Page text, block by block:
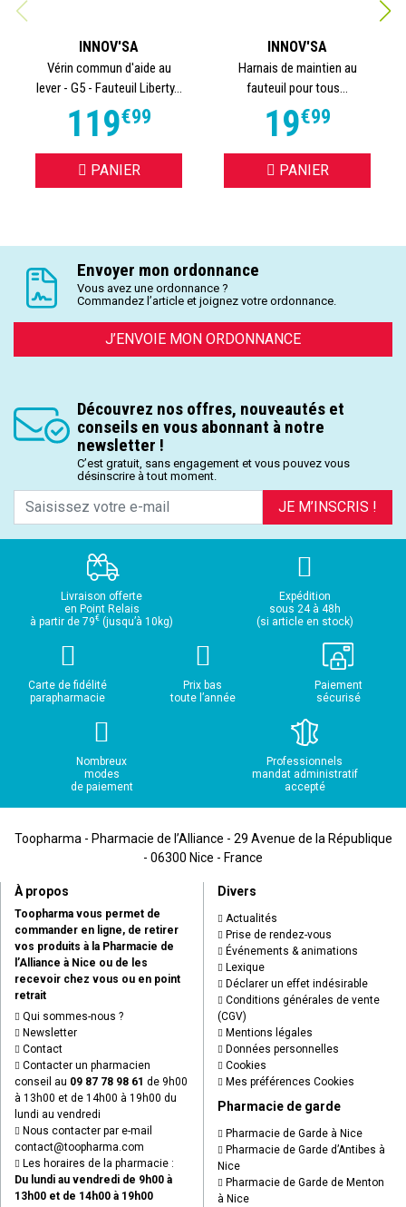
INNOV'SA
Vérin commun d'aide au
lever - G5 - Fauteuil Liberty...
119€99
PANIER
INNOV'SA
Harnais de maintien au
fauteuil pour tous...
19€99
PANIER
Envoyer mon ordonnance
Vous avez une ordonnance ?
Commandez l’article et joignez votre ordonnance.
J’ENVOIE MON ORDONNANCE
Découvrez nos offres, nouveautés et
conseils en vous abonnant à notre
newsletter !
C’est gratuit, sans engagement et vous pouvez vous
désinscrire à tout moment.
JE M’INSCRIS !
Livraison offerte
en Point Relais
à partir de 79€ (jusqu’à 10kg)
Expédition
sous 24 à 48h
(si article en stock)
Carte de fidélité
parapharmacie
Prix bas
toute l’année
Paiement
sécurisé
Nombreux
modes
de paiement
Professionnels
mandat administratif
accepté
Toopharma - Pharmacie de l’Alliance - 29 Avenue de la République
- 06300 Nice - France
À propos
Toopharma vous permet de
commander en ligne, de retirer
vos produits à la Pharmacie de
l’Alliance à Nice ou de les
recevoir chez vous ou en point
retrait
Qui sommes-nous ?
Newsletter
Contact
Contacter un pharmacien
conseil au 09 87 78 98 61 de 9h00
à 13h00 et de 14h00 à 19h00 du
lundi au vendredi
Nous contacter par e-mail
contact@toopharma.com
Les horaires de la pharmacie :
Du lundi au vendredi de 9h00 à
13h00 et de 14h00 à 19h00
Divers
Actualités
Prise de rendez-vous
Événements & animations
Lexique
Déclarer un effet indésirable
Conditions générales de vente
(CGV)
Mentions légales
Données personnelles
Cookies
Mes préférences Cookies
Pharmacie de garde
Pharmacie de Garde à Nice
Pharmacie de Garde d’Antibes à
Nice
Pharmacie de Garde de Menton
à Nice